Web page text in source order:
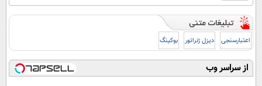
اعتبارسنجی دیزل ژنراتور بوکینگ
از سراسر وب